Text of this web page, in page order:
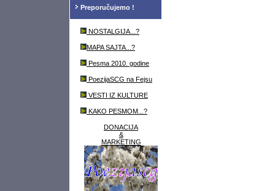
Preporučujemo !
NOSTALGIJA...?
MAPA SAJTA...?
Pesma 2010. godine
PoezijaSCG na Fejsu
VESTI IZ KULTURE
KAKO PESMOM...?
DONACIJA
&
MARKETING